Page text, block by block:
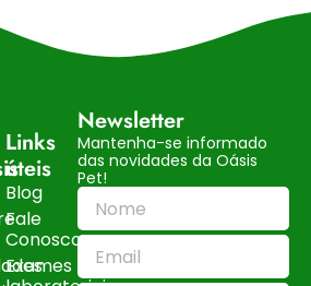
Links
úteis
Blog
Fale
Conosco
Exames
Newsletter
Mantenha-se informado
das novidades da Oásis
Pet!